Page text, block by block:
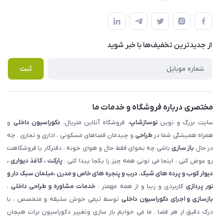
املاک مدنی - نوساز شاپ
لیست محصولات
درباره ما
قوانین و مقررات
حریم خصوصی
راهنما
پرسش های متداول
از جدید‌ترین تخفیف‌ها با‌ خبر شوید
ثبت
مختصری درباره فروشگاه و خدمات ما
سایت بزرگ و نویننوسازشاپ، فروشگاه آنلاین متریال، دکوراسیون داخلی و
همراه همیشگی شما درطراحی و چیدمان فضاهای مسکونی ، اداری و تجاری . چه
در حال باز سازی باشی چه بخوای فقط حال و هوای خونه ، دفترکار یا فروشگاهت
رو عوض کنی ، اینجا می تونی همه چیز را یکجا پیدا کنی :پارکت ، کاغذ دیواری ،
دیوار کوب و پرده های شیک. درب و پنجره های خاص و مدرن ،مبلمان سبک دار و
نور پردازی کاربردی و زیبا و از همه مهمتر : خدمات مشاوره و طراحی داخلی ،
بازسازی و اجرای دکوراسیون داخلی توسط تیمی خوش سلیقه و متخصص ، با
درک دقیق از هر فضا . ما می خوایم باز سازی وتغییر دکوراسیون برات هیجان